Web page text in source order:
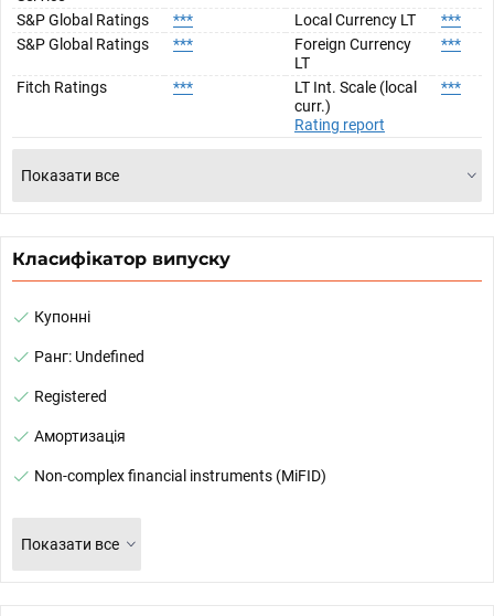
S&P Global Ratings *** Local Currency LT
***
S&P Global Ratings
***
Foreign Currency
LT
***
Fitch Ratings ***
LT Int. Scale (local
curr.)
Rating report
***
Показати все
Класифікатор випуску
Купонні
Ранг: Undefined
Registered
Амортизація
Non-complex financial instruments (MiFID)
Показати все